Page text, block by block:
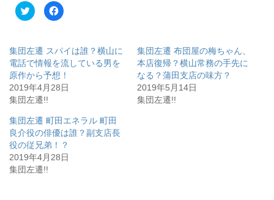
ク
リ
て
T
w
i
t
t
e
r
で
有
(
新
し
い
ウ
ィ
ン
F
a
o
o
k
で
共
有
す
ク
リ
ッ
ク
し
て
く
集団左遷 スパイは誰？横山に
電話で情報を流している男を
原作から予想！
2019年4月28日
集団左遷!!
集団左遷 布団屋の梅ちゃん、
本店復帰？横山常務の手先に
なる？蒲田支店の味方？
2019年5月14日
集団左遷!!
集団左遷 町田エネラル 町田
良介役の俳優は誰？副支店長
役の従兄弟！？
2019年4月28日
集団左遷!!